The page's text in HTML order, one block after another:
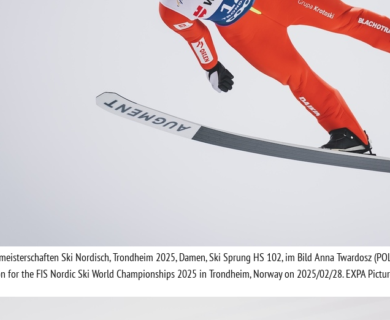
Ski Nordisch, Trondheim 2025, Damen, Ski Sprung HS 102, im Bild Anna Twardosz
for the FIS Nordic Ski World Championships 2025 in Trondheim, Norway on 2025/02/28. EXPA